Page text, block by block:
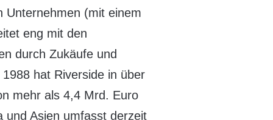
Unternehmen (mit einem
eng mit den
durch Zukäufe und
hat Riverside in über
mehr als 4,4 Mrd. Euro
und Asien umfasst derzeit